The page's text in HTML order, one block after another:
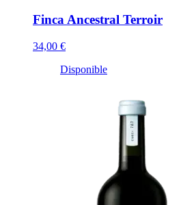
Finca Ancestral Terroir
34,00 €
Disponible